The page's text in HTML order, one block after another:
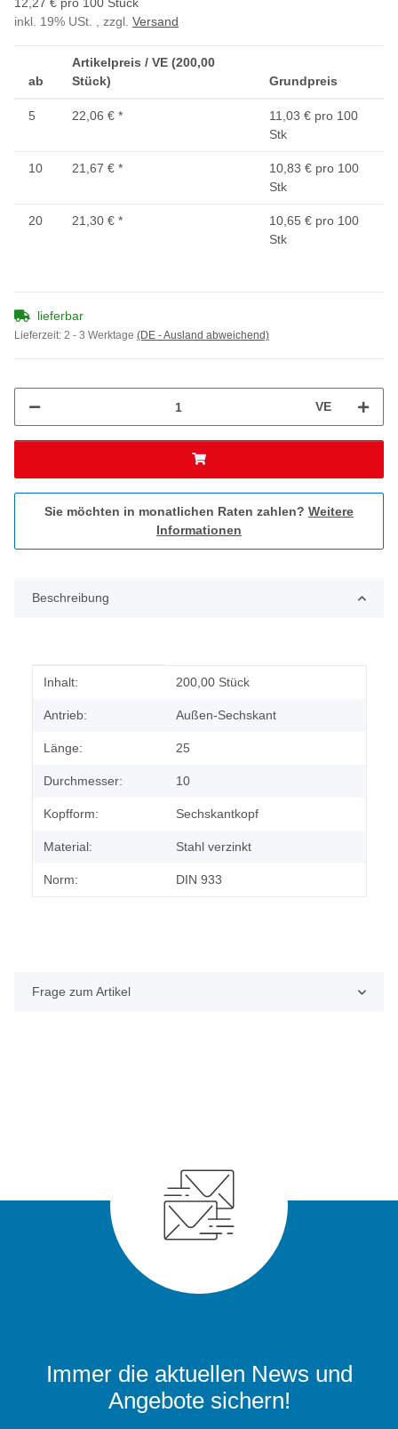
inkl. 19% USt. , zzgl. Versand
ab
Artikelpreis / VE (200,00
Stück)
Grundpreis
5 22,06 € *
11,03 € pro 100
Stk
10 21,67 € *
10,83 € pro 100
Stk
20 21,30 € *
10,65 € pro 100
Stk
lieferbar
Lieferzeit: 2 - 3 Werktage (DE - Ausland abweichend)
VE
Sie möchten in monatlichen Raten zahlen? Weitere
Informationen
Beschreibung
Produkteigenschaft
Wert
Inhalt: 200,00 Stück
Antrieb: Außen-Sechskant
Länge: 25
Durchmesser: 10
Kopfform: Sechskantkopf
Material: Stahl verzinkt
Norm: DIN 933
Frage zum Artikel
Immer die aktuellen News und
Angebote sichern!